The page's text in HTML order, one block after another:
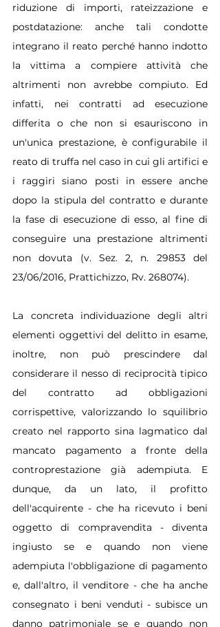
riduzione di importi, rateizzazione e
postdatazione: anche tali condotte
integrano il reato perché hanno indotto
la vittima a compiere attività che
altrimenti non avrebbe compiuto. Ed
infatti, nei contratti ad esecuzione
differita o che non si esauriscono in
un'unica prestazione, è configurabile il
reato di truffa nel caso in cui gli artifici e
i raggiri siano posti in essere anche
dopo la stipula del contratto e durante
la fase di esecuzione di esso, al fine di
conseguire una prestazione altrimenti
non dovuta (v. Sez. 2, n. 29853 del
23/06/2016, Prattichizzo, Rv. 268074).
La concreta individuazione degli altri
elementi oggettivi del delitto in esame,
inoltre, non può prescindere dal
considerare il nesso di reciprocità tipico
del contratto ad obbligazioni
corrispettive, valorizzando lo squilibrio
creato nel rapporto sina lagmatico dal
mancato pagamento a fronte della
controprestazione già adempiuta. E
dunque, da un lato, il profitto
dell'acquirente - che ha ricevuto i beni
oggetto di compravendita - diventa
ingiusto se e quando non viene
adempiuta l'obbligazione di pagamento
e, dall'altro, il venditore - che ha anche
consegnato i beni venduti - subisce un
danno patrimoniale se e quando non